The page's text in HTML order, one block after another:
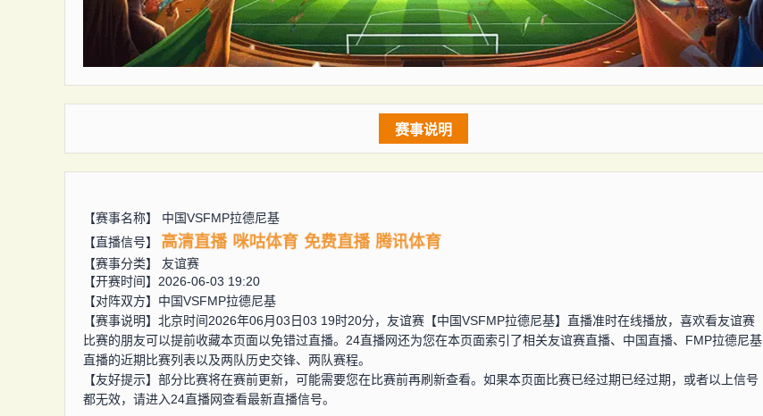
赛事说明
【赛事名称】 中国VSFMP拉德尼基
【直播信号】
高清直播 咪咕体育 免费直播 腾讯体育
【赛事分类】 友谊赛
【开赛时间】2026-06-03 19:20
【对阵双方】 中国VSFMP拉德尼基
【赛事说明】北京时间2026年06月03日03 19时20分，友谊赛【中国VSFMP拉德尼基】直播准时在线播放，喜欢看友谊赛
比赛的朋友可以提前收藏本页面以免错过直播。24直播网还为您在本页面索引了相关友谊赛直播、中国直播、FMP拉德尼基
直播的近期比赛列表以及两队历史交锋、两队赛程。
【友好提示】部分比赛将在赛前更新，可能需要您在比赛前再刷新查看。如果本页面比赛已经过期已经过期，或者以上信号
都无效，请进入24直播网查看最新直播信号。